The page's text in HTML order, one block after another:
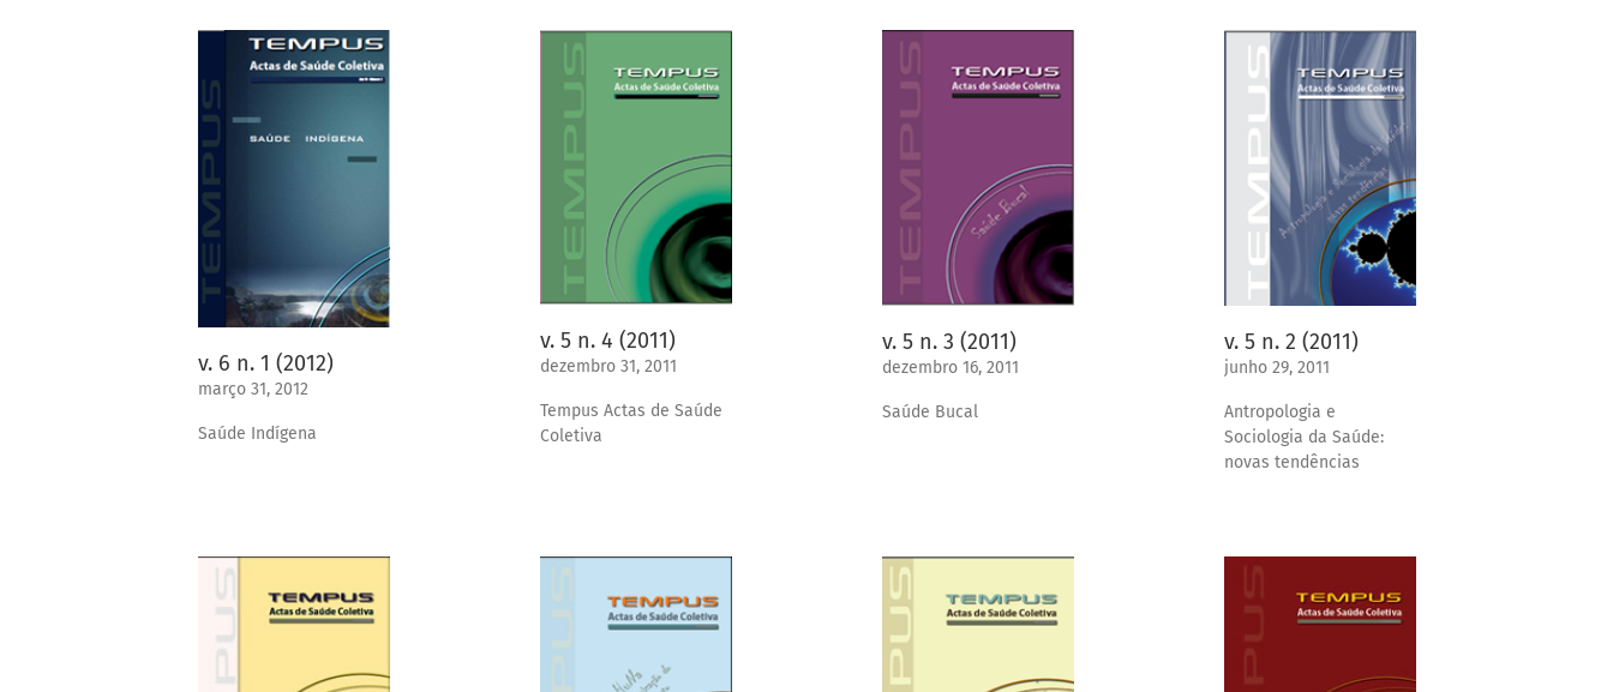
v. 6 n. 1 (2012)
março 31, 2012
Saúde Indígena
v. 5 n. 4 (2011)
dezembro 31, 2011
Tempus Actas de Saúde
Coletiva
v. 5 n. 3 (2011)
dezembro 16, 2011
Saúde Bucal
v. 5 n. 2 (2011)
junho 29, 2011
Antropologia e
Sociologia da Saúde:
novas tendências